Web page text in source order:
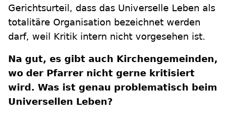
Gerichtsurteil, dass das Universelle Leben als
totalitäre Organisation bezeichnet werden
darf, weil Kritik intern nicht vorgesehen ist.
Na gut, es gibt auch Kirchengemeinden,
wo der Pfarrer nicht gerne kritisiert
wird. Was ist genau problematisch beim
Universellen Leben?